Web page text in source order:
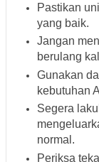
Pastikan
yang baik.
Jangan
berulang
Gunakan
kebutuhan
Segera
normal.
Periksa